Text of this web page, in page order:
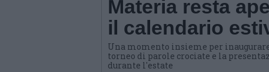
Materia resta
il calendario
Una momento insieme per
torneo di parole crociate e la
durante l'estate